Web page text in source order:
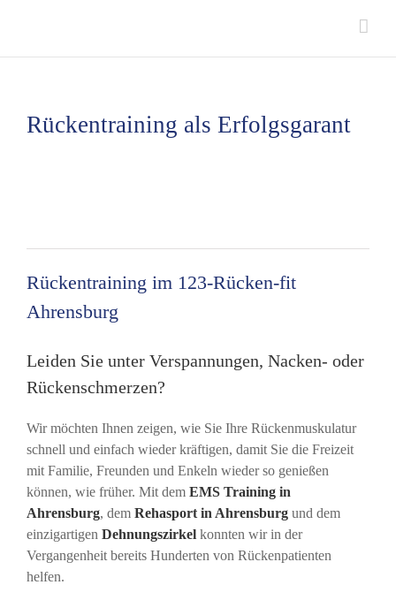
Rückentraining als Erfolgsgarant
Rückentraining im 123-Rücken-fit
Ahrensburg
Leiden Sie unter Verspannungen, Nacken- oder
Rückenschmerzen?
Wir möchten Ihnen zeigen, wie Sie Ihre Rückenmuskulatur
schnell und einfach wieder kräftigen, damit Sie die Freizeit
mit Familie, Freunden und Enkeln wieder so genießen
können, wie früher. Mit dem EMS Training in
Ahrensburg, dem Rehasport in Ahrensburg und dem
einzigartigen Dehnungszirkel konnten wir in der
Vergangenheit bereits Hunderten von Rückenpatienten
helfen.